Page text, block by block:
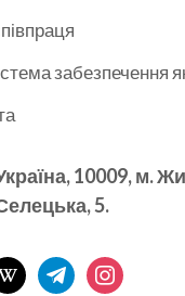
забезпечення
10009, м.
5.
telegraminstagram